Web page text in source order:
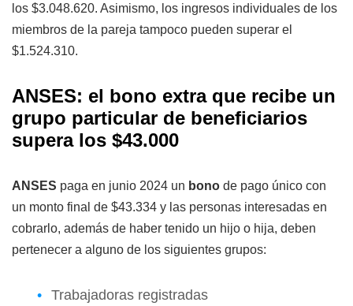
los $3.048.620. Asimismo, los ingresos individuales de los
miembros de la pareja tampoco pueden superar el
$1.524.310.
ANSES: el bono extra que recibe un
grupo particular de beneficiarios
supera los $43.000
ANSES paga en junio 2024 un bono de pago único con
un monto final de $43.334 y las personas interesadas en
cobrarlo, además de haber tenido un hijo o hija, deben
pertenecer a alguno de los siguientes grupos:
Trabajadoras registradas